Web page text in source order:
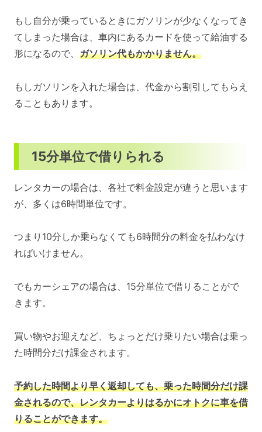
もし自分が乗っているときにガソリンが少なくなってき
てしまった場合は、車内にあるカードを使って給油する
形になるので、 ガソリン代もかかりません。
もしガソリンを入れた場合は、代金から割引してもらえ
ることもあります。
15分単位で借りられる
レンタカーの場合は、各社で料金設定が違うと思います
が、多くは6時間単位です。
つまり10分しか乗らなくても6時間分の料金を払わなけ
ればいけません。
でもカーシェアの場合は、15分単位で借りることがで
きます。
買い物やお迎えなど、ちょっとだけ乗りたい場合は乗っ
た時間分だけ課金されます。
予約した時間より早く返却しても、乗った時間分だけ課
金されるので、レンタカーよりはるかにオトクに車を借
りることができます。